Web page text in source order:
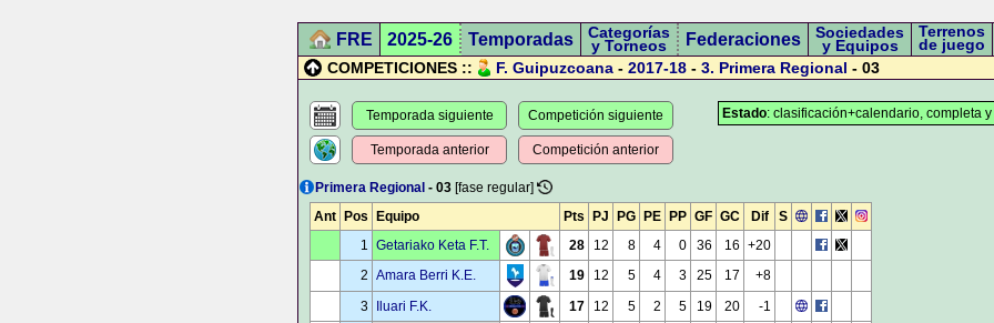
FRE 2025-26 Temporadas Categorías
y Torneos Federaciones Sociedades
y Equipos
Terrenos
de juego
COMPETICIONES ::
F. Guipuzcoana - 2017-18 - 3. Primera Regional - 03
Estado: clasificación+calendario, completa
Temporada siguiente
Temporada anterior
Competición siguiente
Competición anterior
Primera Regional - 03 [fase regular]
Ant
Pos Equipo Pts PJ PG PE PP GF GC Dif
S
1 Getariako Keta F.T. 28 12 8 4 0 36 16 +20
2 Amara Berri K.E. 19 12 5 4 3 25 17
+8
3
Iluari F.K. 17 12 5 2 5 19 20
-1